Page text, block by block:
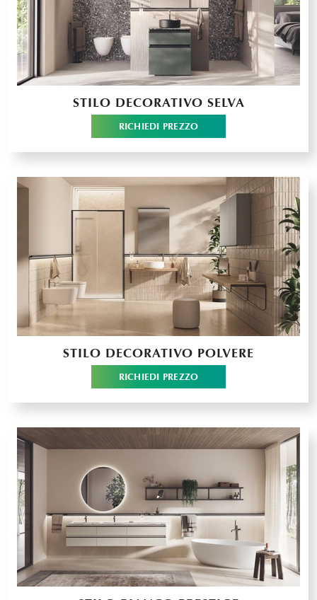
STILO DECORATIVO SELVA
RICHIEDI PREZZO
STILO DECORATIVO POLVERE
RICHIEDI PREZZO